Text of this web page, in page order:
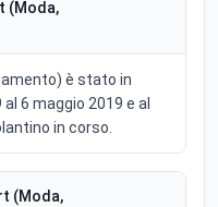
(Moda,
è stato in
6 maggio 2019 e al
in corso.
(Moda,